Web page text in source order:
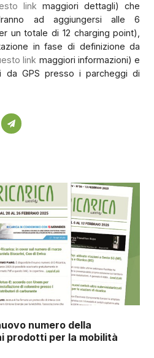
link maggiori dettagli) che
ad aggiungersi alle 6
un totale di 12 charging point),
in fase di definizione da
link maggiori informazioni) e
da GPS presso i parcheggi di
numero della
prodotti per la mobilità